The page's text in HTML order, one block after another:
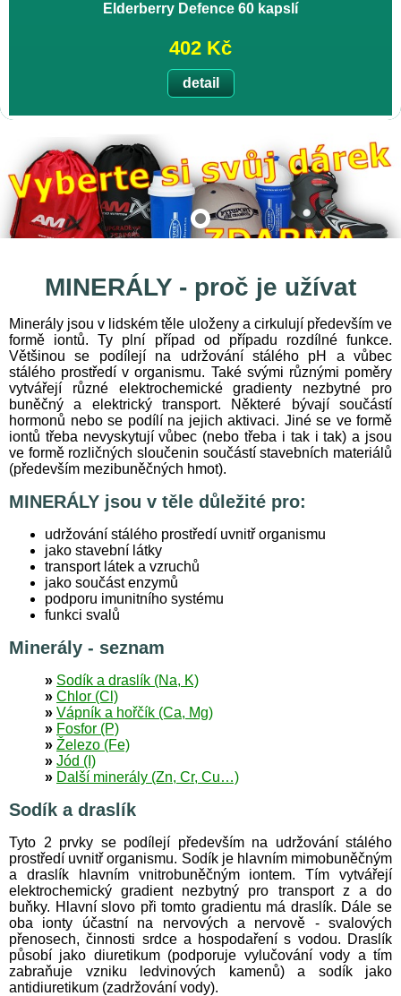
MINERÁLY - proč je užívat
Minerály jsou v lidském těle uloženy a cirkulují především ve
formě iontů. Ty plní případ od případu rozdílné funkce.
Většinou se podílejí na udržování stálého pH a vůbec
stálého prostředí v organismu. Také svými různými poměry
vytvářejí různé elektrochemické gradienty nezbytné pro
buněčný a elektrický transport. Některé bývají součástí
hormonů nebo se podílí na jejich aktivaci. Jiné se ve formě
iontů třeba nevyskytují vůbec (nebo třeba i tak i tak) a jsou
ve formě rozličných sloučenin součástí stavebních materiálů
(především mezibuněčných hmot).
MINERÁLY jsou v těle důležité pro:
udržování stálého prostředí uvnitř organismu
jako stavební látky
transport látek a vzruchů
jako součást enzymů
podporu imunitního systému
funkci svalů
Minerály - seznam
» Sodík a draslík (Na, K)
» Chlor (Cl)
» Vápník a hořčík (Ca, Mg)
» Fosfor (P)
» Železo (Fe)
» Jód (I)
» Další minerály (Zn, Cr, Cu…)
Sodík a draslík
Tyto 2 prvky se podílejí především na udržování stálého
prostředí uvnitř organismu. Sodík je hlavním mimobuněčným
a draslík hlavním vnitrobuněčným iontem. Tím vytvářejí
elektrochemický gradient nezbytný pro transport z a do
buňky. Hlavní slovo při tomto gradientu má draslík. Dále se
oba ionty účastní na nervových a nervově - svalových
přenosech, činnosti srdce a hospodaření s vodou. Draslík
působí jako diuretikum (podporuje vylučování vody a tím
zabraňuje vzniku ledvinových kamenů) a sodík jako
antidiuretikum (zadržování vody).
Elderberry Defence 60 kapslí
402 Kč
detail